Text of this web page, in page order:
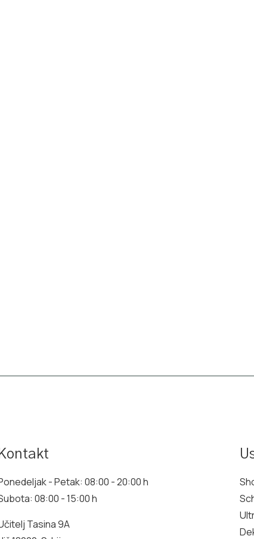
Kontakt
- Petak: 08:00 - 20:00 h
08:00 - 15:00 h
Tasina 9A